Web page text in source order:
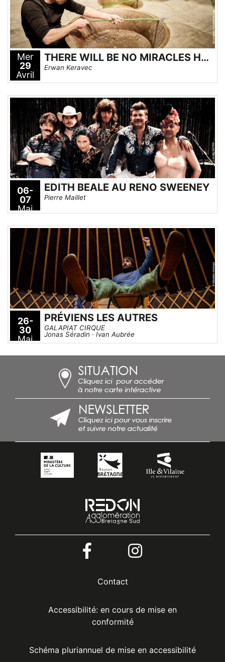
Mer
29
Avril
THERE WILL BE NO MIRACLES HERE
Erwan Keravec
06-
07
Mai
EDITH BEALE AU RENO SWEENEY
Pierre Maillet
26-
30
Mai
PRÉVIENS LES AUTRES
GALAPIAT CIRQUE
Jonas Séradin · Ivan Aubrée
Pied
Contact
Accessibilité: en cours de mise en
conformité
Schéma pluriannuel de mise en accessibilité